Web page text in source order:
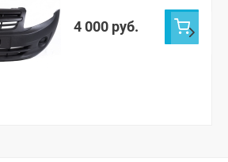
4 000 руб.